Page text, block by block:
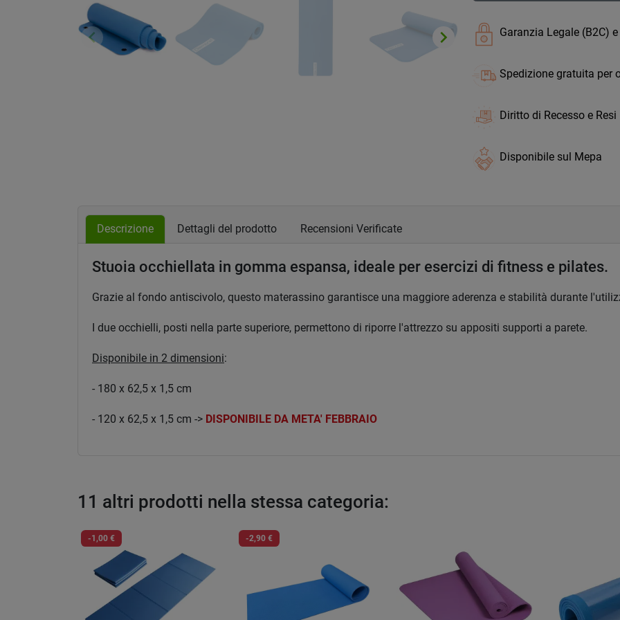
Precedente
keyboard_arrow_left Successivo
keyboard_arrow_right Garanzia Legale (B2C)
Spedizione gratuita per
Diritto di Recesso e Resi
Disponibile sul Mepa
Descrizione Dettagli del prodotto Recensioni Verificate
Stuoia occhiellata in gomma espansa, ideale per esercizi di fitness e pilates.
Grazie al fondo antiscivolo, questo materassino garantisce una maggiore aderenza e stabilità durante
I due occhielli, posti nella parte superiore, permettono di riporre l'attrezzo su appositi supporti a parete.
Disponibile in 2 dimensioni:
- 180 x 62,5 x 1,5 cm
- 120 x 62,5 x 1,5 cm -> DISPONIBILE DA META' FEBBRAIO
11 altri prodotti nella stessa categoria:
-1,00 € -2,90 €